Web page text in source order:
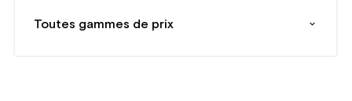
Toutes gammes de prix